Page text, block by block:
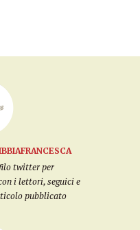
twitter per
i lettori, seguici e
pubblicato